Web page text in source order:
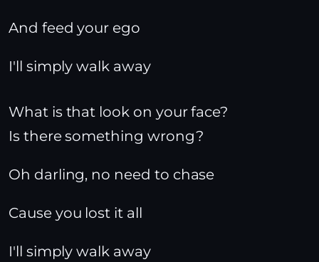
And feed your ego
I'll simply walk away
What is that look on your face?
Is there something wrong?
Oh darling, no need to chase
Cause you lost it all
I'll simply walk away